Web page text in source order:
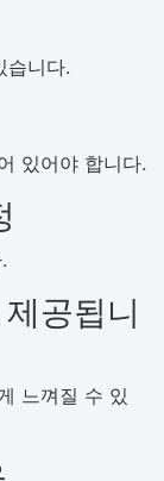
습니다.
있어야 합니다.
공됩니
느껴질 수 있